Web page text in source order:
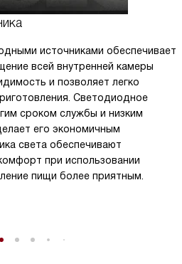
источниками обеспечивает
всей внутренней камеры
и позволяет легко
Светодиодное
сроком службы и низким
его экономичным
света обеспечивают
при использовании
пищи более приятным.